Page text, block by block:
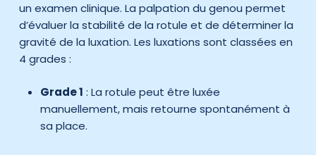
un examen clinique. La palpation du genou permet
d’évaluer la stabilité de la rotule et de déterminer la
gravité de la luxation. Les luxations sont classées en
4 grades :
Grade 1 : La rotule peut être luxée
manuellement, mais retourne spontanément à
sa place.